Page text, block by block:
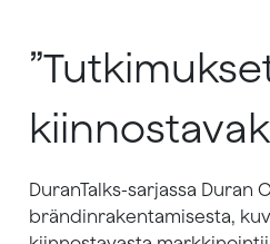
DuranTalks-sarjassa
brändinrakentamisesta,